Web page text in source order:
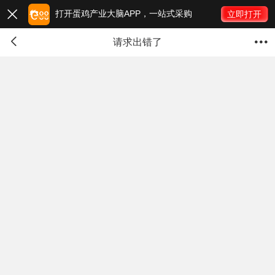
 打开蛋鸡产业大脑APP，一站式采购 立即打开
 请求出错了 